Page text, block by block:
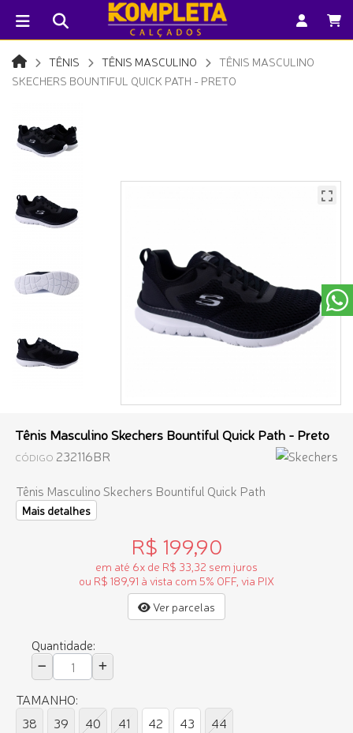
TÊNIS TÊNIS MASCULINO
TÊNIS MASCULINO
SKECHERS BOUNTIFUL QUICK PATH - PRETO
Tênis Masculino Skechers Bountiful Quick Path - Preto
CÓDIGO 232116BR
Tênis Masculino Skechers Bountiful Quick Path
Mais detalhes
R$ 199,90
em até 6x de R$ 33,32 sem juros
ou R$ 189,91 à vista com 5% OFF, via PIX
Ver parcelas
Quantidade:
TAMANHO:
38
39 40 41 42 43 44